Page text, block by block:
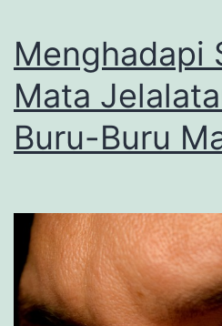
Menghadapi
Mata
Buru-Buru